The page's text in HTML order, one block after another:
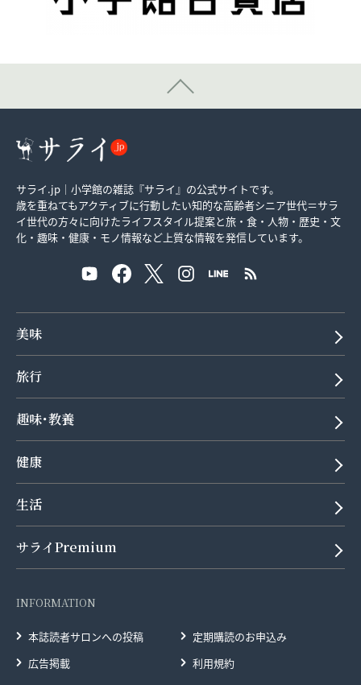
サライ.jp｜小学館の雑誌『サライ』の公式サイトです。
歳を重ねてもアクティブに行動したい知的な高齢者シニア世代＝サラ
イ世代の方々に向けたライフスタイル提案と旅・食・人物・歴史・文
化・趣味・健康・モノ情報など上質な情報を発信しています。
美味
旅行
趣味･教養
健康
生活
サライPremium
INFORMATION
本誌読者サロンへの投稿
定期購読のお申込み
広告掲載
利用規約